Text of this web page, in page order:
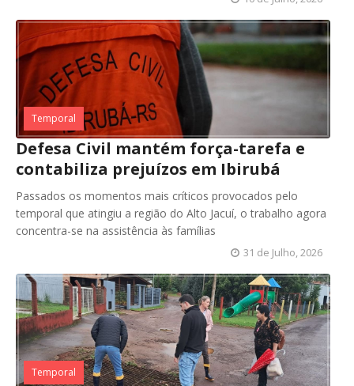
Temporal
Defesa Civil mantém força-tarefa e
contabiliza prejuízos em Ibirubá
Passados os momentos mais críticos provocados pelo
temporal que atingiu a região do Alto Jacuí, o trabalho agora
concentra-se na assistência às famílias
31 de Julho, 2026
Temporal